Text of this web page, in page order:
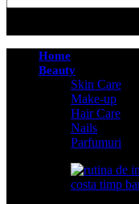
Home
Beauty
Skin Care
Make-up
Hair Care
Nails
Parfumuri